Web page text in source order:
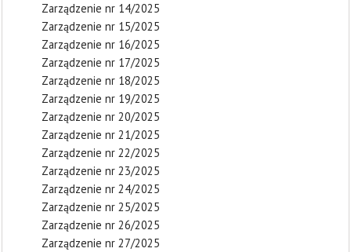
Zarządzenie nr 14/2025
Zarządzenie nr 15/2025
Zarządzenie nr 16/2025
Zarządzenie nr 17/2025
Zarządzenie nr 18/2025
Zarządzenie nr 19/2025
Zarządzenie nr 20/2025
Zarządzenie nr 21/2025
Zarządzenie nr 22/2025
Zarządzenie nr 23/2025
Zarządzenie nr 24/2025
Zarządzenie nr 25/2025
Zarządzenie nr 26/2025
Zarządzenie nr 27/2025